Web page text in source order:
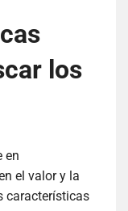
los
en
el valor y la
características